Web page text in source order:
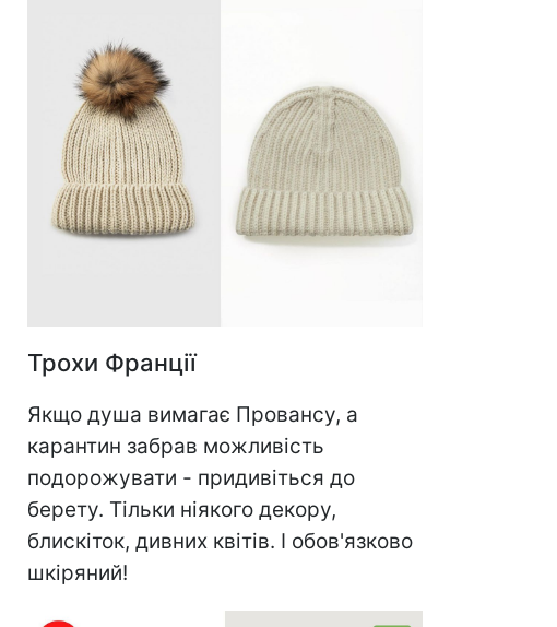
Трохи Франції
Якщо душа вимагає Провансу, а
карантин забрав можливість
подорожувати - придивіться до
берету. Тільки ніякого декору,
блискіток, дивних квітів. І обов'язково
шкіряний!